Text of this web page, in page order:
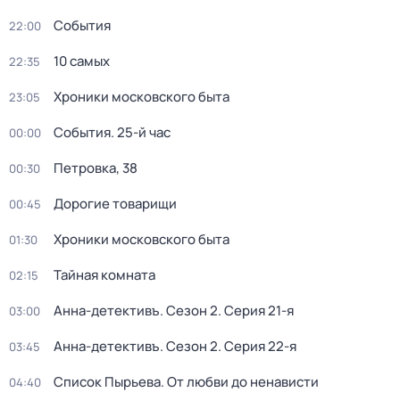
22:00 События
22:35 10 самых
23:05 Хроники московского быта
00:00 События. 25-й час
00:30 Петровка, 38
00:45 Дорогие товарищи
01:30 Хроники московского быта
02:15 Тайная комната
03:00 Анна-детективъ. Сезон 2. Серия 21-я
03:45 Анна-детективъ. Сезон 2. Серия 22-я
04:40 Список Пырьева. От любви до ненависти